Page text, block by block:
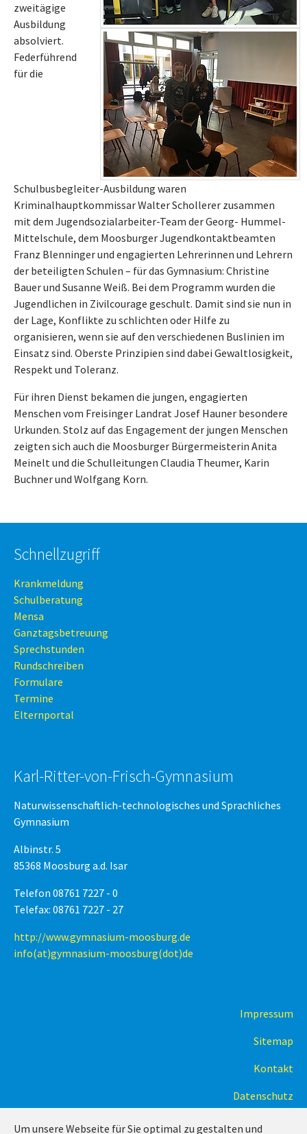
Um unsere Webseite für Sie optimal zu gestalten und
zweitägige
Ausbildung
absolviert.
Federführend
für die
Schulbusbegleiter-Ausbildung waren
Kriminalhauptkommissar Walter Schollerer zusammen
mit dem Jugendsozialarbeiter-Team der Georg- Hummel-
Mittelschule, dem Moosburger Jugendkontaktbeamten
Franz Blenninger und engagierten Lehrerinnen und Lehrern
der beteiligten Schulen – für das Gymnasium: Christine
Bauer und Susanne Weiß. Bei dem Programm wurden die
Jugendlichen in Zivilcourage geschult. Damit sind sie nun in
der Lage, Konflikte zu schlichten oder Hilfe zu
organisieren, wenn sie auf den verschiedenen Buslinien im
Einsatz sind. Oberste Prinzipien sind dabei Gewaltlosigkeit,
Respekt und Toleranz.
Für ihren Dienst bekamen die jungen, engagierten
Menschen vom Freisinger Landrat Josef Hauner besondere
Urkunden. Stolz auf das Engagement der jungen Menschen
zeigten sich auch die Moosburger Bürgermeisterin Anita
Meinelt und die Schulleitungen Claudia Theumer, Karin
Buchner und Wolfgang Korn.
Schnellzugriff
Krankmeldung
Schulberatung
Mensa
Ganztagsbetreuung
Sprechstunden
Rundschreiben
Formulare
Termine
Elternportal
Karl-Ritter-von-Frisch-Gymnasium
Naturwissenschaftlich-technologisches und Sprachliches
Gymnasium
Albinstr. 5
85368 Moosburg a.d. Isar
Telefon 08761 7227 - 0
Telefax: 08761 7227 - 27
http://www.gymnasium-moosburg.de
info(at)gymnasium-moosburg(dot)de
Impressum
Sitemap
Kontakt
Datenschutz